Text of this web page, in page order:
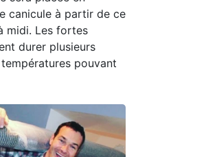
canicule à partir de ce
midi. Les fortes
durer plusieurs
pouvant